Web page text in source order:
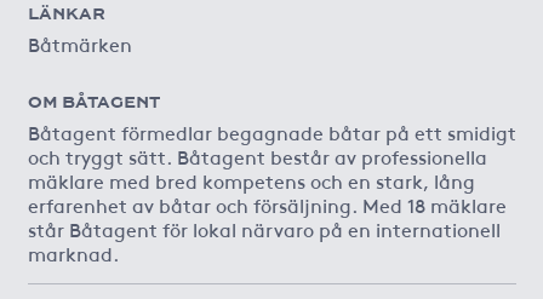
LÄNKAR
Båtmärken
OM BÅTAGENT
Båtagent förmedlar begagnade båtar på ett smidigt
och tryggt sätt. Båtagent består av professionella
mäklare med bred kompetens och en stark, lång
erfarenhet av båtar och försäljning. Med 18 mäklare
står Båtagent för lokal närvaro på en internationell
marknad.